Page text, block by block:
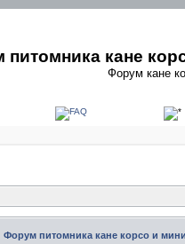
питомника кане
Форум кане
Форум питомника кане корсо и